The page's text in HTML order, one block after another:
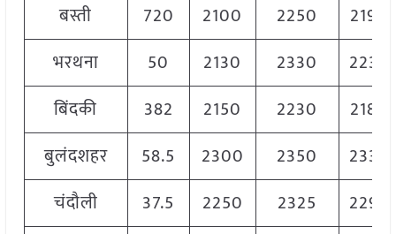
बस्ती
720 2100 2250
2190
भरथना
50 2130 2330
2230
बिंदकी
382 2150 2230
2180
बुलंदशहर
58.5 2300 2350
2330
चंदौली
37.5 2250 2325
2290